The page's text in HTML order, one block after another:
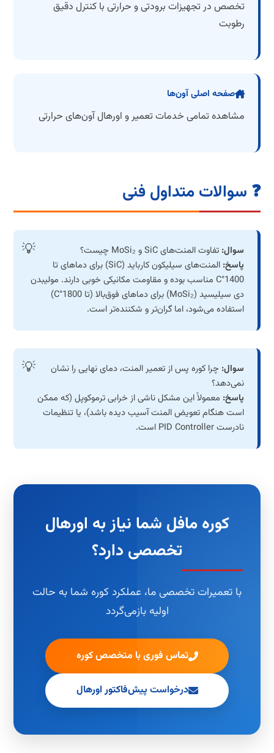
تخصص در تجهیزات برودتی و حرارتی با کنترل دقیق
رطوبت
صفحه اصلی آون‌ها
مشاهده تمامی خدمات تعمیر و اورهال آون‌های حرارتی
❓ سوالات متداول فنی
سوال: تفاوت المنت‌های SiC و MoSi₂ چیست؟
پاسخ:
المنت‌های سیلیکون کارباید (SiC) برای دماهای تا
1400°C مناسب بوده و مقاومت مکانیکی خوبی دارند. مولیبدن
دی سیلیسید (MoSi₂) برای دماهای فوق‌بالا (تا 1800°C)
استفاده می‌شود، اما گران‌تر و شکننده‌تر است.
سوال: چرا کوره پس از تعمیر المنت، دمای نهایی را نشان
نمی‌دهد؟
پاسخ: معمولاً این مشکل ناشی از خرابی ترموکوپل (که ممکن
است هنگام تعویض المنت آسیب دیده باشد)، یا تنظیمات
نادرست PID Controller است.
کوره مافل شما نیاز به اورهال
تخصصی دارد؟
با تعمیرات تخصصی ما، عملکرد کوره شما به حالت
اولیه بازمی‌گردد
تماس فوری با متخصص کوره
درخواست پیش‌فاکتور اورهال